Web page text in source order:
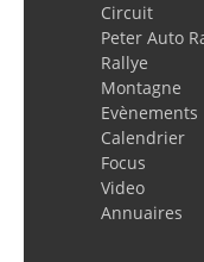
Circuit
Peter Auto
Rallye
Montagne
Evènements
Calendrier
Focus
Video
Annuaires